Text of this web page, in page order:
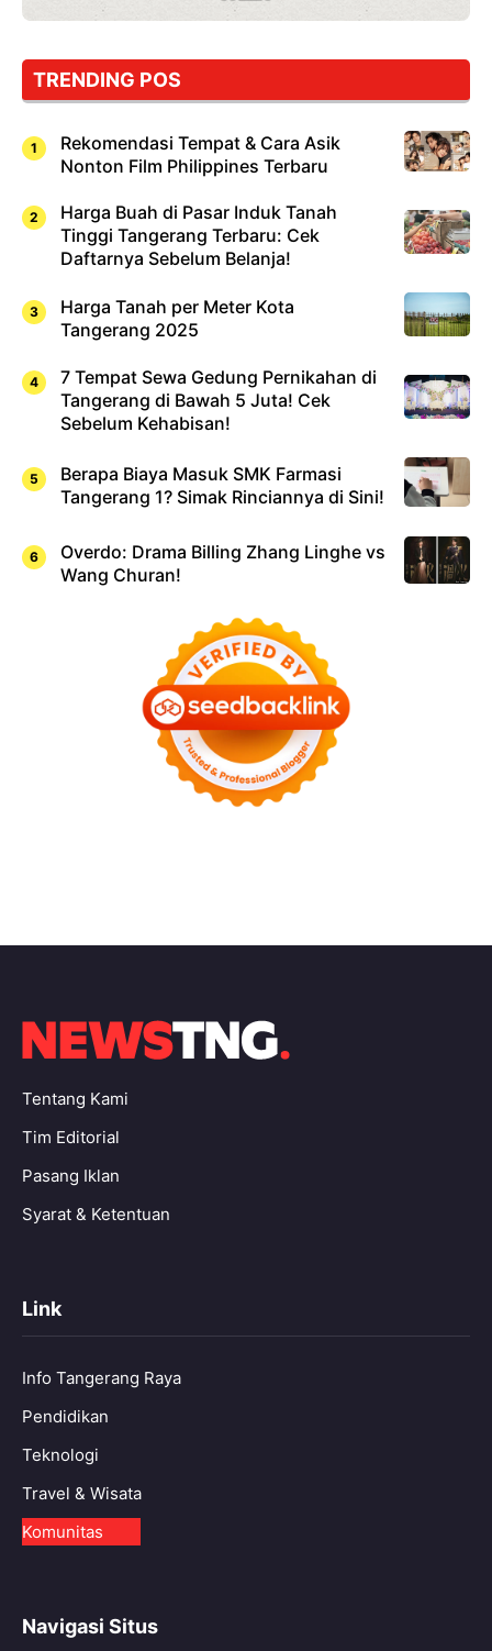
Dicoba,
Cuma
Sushi!
TRENDING POS
Rekomendasi Tempat & Cara Asik
Nonton Film Philippines Terbaru
Harga Buah di Pasar Induk Tanah
Tinggi Tangerang Terbaru: Cek
Daftarnya Sebelum Belanja!
Harga Tanah per Meter Kota
Tangerang 2025
7 Tempat Sewa Gedung Pernikahan di
Tangerang di Bawah 5 Juta! Cek
Sebelum Kehabisan!
Berapa Biaya Masuk SMK Farmasi
Tangerang 1? Simak Rinciannya di Sini!
Overdo: Drama Billing Zhang Linghe vs
Wang Churan!
Tentang Kami
Tim Editorial
Pasang Iklan
Syarat & Ketentuan
Link
Info Tangerang Raya
Pendidikan
Teknologi
Travel & Wisata
Komunitas
Navigasi Situs